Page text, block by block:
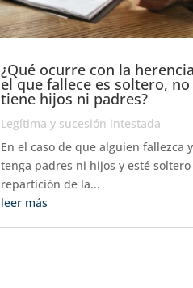
¿Qué ocurre con la
el que fallece es soltero, no
tiene hijos ni padres?
Legítima y sucesión intestada
En el caso de que alguien fallezca
tenga padres ni hijos y esté soltero
repartición de la...
leer más